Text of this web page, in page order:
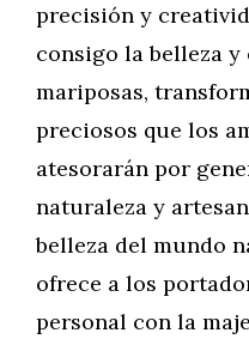
precisión y
consigo la belleza
mariposas,
preciosos que los
atesorarán por
naturaleza y
belleza del mundo
ofrece a los
personal con la